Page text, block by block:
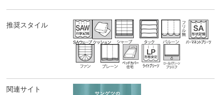
推奨スタイル
関連サイト